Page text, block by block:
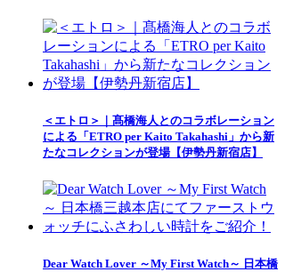
＜エトロ＞｜髙橋海人とのコラボレーション
による「ETRO per Kaito Takahashi」から新
たなコレクションが登場【伊勢丹新宿店】
Dear Watch Lover ～My First Watch～ 日本橋